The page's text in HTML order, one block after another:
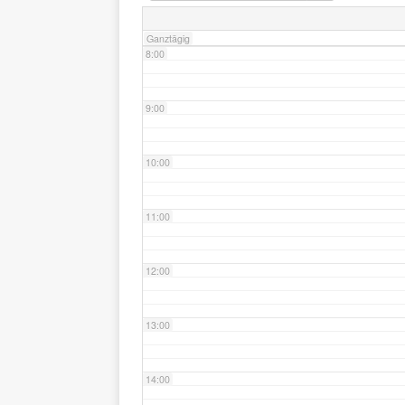
Ganztägig
8:00
9:00
10:00
11:00
12:00
13:00
14:00